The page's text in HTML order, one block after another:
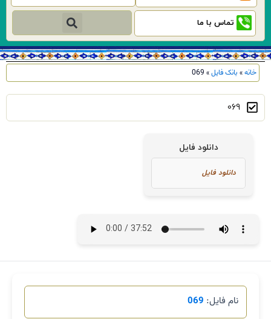
تماس با ما جستجو
خانه» بانک فایل»
069
069
دانلود فایل
نام فایل: 069